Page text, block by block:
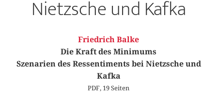
Nietzsche und Kafka
Friedrich Balke
Die Kraft des Minimums
Szenarien des Ressentiments bei Nietzsche und
Kafka
PDF, 19 Seiten